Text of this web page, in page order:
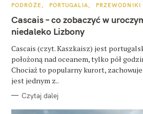
K
T
E
G
O
I
E
PODRÓŻE PORTUGALIA PRZEWODNIKI
Cascais – co zobaczyć w
niedaleko Lizbony
Cascais (czyt. Kaszkaisz) jest
położoną nad oceanem, tylko pół
Chociaż to popularny kurort,
jest jednym z..
Czytaj dalej
y
s
z
u
k
a